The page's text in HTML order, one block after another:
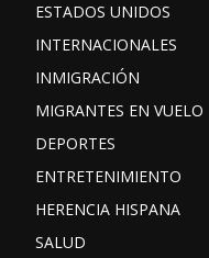
ESTADOS UNIDOS
INTERNACIONALES
INMIGRACIÓN
MIGRANTES EN VUELO
DEPORTES
ENTRETENIMIENTO
HERENCIA HISPANA
SALUD